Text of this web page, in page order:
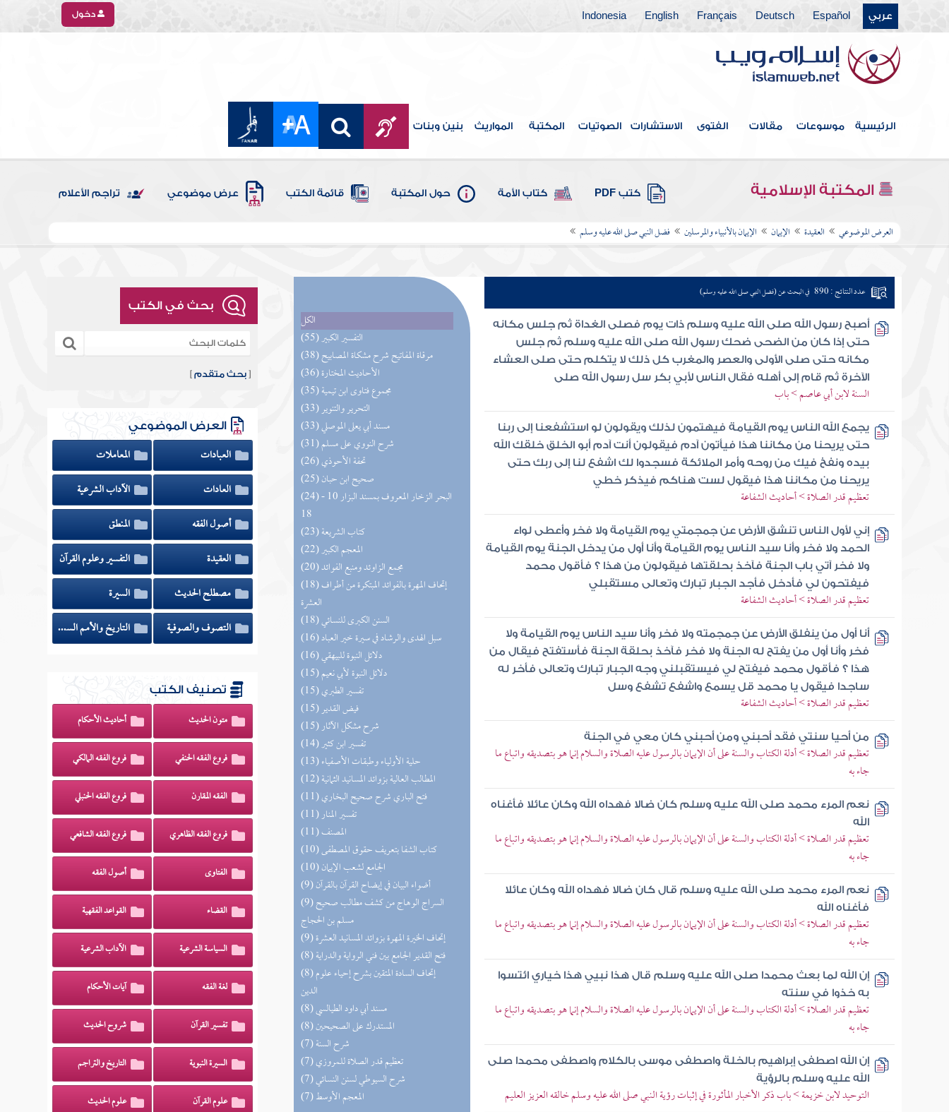
عربي Español
Deutsch
Français
English
Indonesia دخول
الرئيسية موسوعات مقالات الفتوى الاستشارات الصوتيات المكتبة المواريث بنين وبنات
المكتبة الإسلامية كتب PDF كتاب الأمة حول المكتبة قائمة الكتب عرض موضوعي تراجم الأعلام
العرض الموضوعي العقيدة الإيمان الإيمان بالأنبياء والمرسلين فضل النبي صلى الله عليه وسلم
الكل
(55) التفسير الكبير
(38) مرقاة المفاتيح شرح مشكاة المصابيح
(36) الأحاديث المختارة
(35) مجموع فتاوى ابن تيمية
(33) التحرير والتنوير
(33) مسند أبي يعلى الموصلي
(31) شرح النووي على مسلم
(26) تحفة الأحوذي
(25) صحيح ابن حبان
(24) البحر الزخار المعروف بمسند البزار 10 -
18
(23) كتاب الشريعة
(22) المعجم الكبير
(20) مجمع الزاوئد ومنبع الفوائد
(18) إتحاف المهرة بالفوائد المبتكرة من أطراف
العشرة
(18) السنن الكبرى للنسائي
(16) سبل الهدى والرشاد في سيرة خير العباد
(16) دلائل النبوة للبيهقي
(15) دلائل النبوة لأبي نعيم
(15) تفسير الطبري
(15) فيض القدير
(15) شرح مشكل الآثار
(14) تفسير ابن كثير
(13) حلية الأولياء وطبقات الأصفياء
(12) المطالب العالية بزوائد المسانيد الثمانية
(11) فتح الباري شرح صحيح البخاري
(11) تفسير المنار
(11) المصنف
(10) كتاب الشفا بتعريف حقوق المصطفى
(10) الجامع لشعب الإيمان
(9) أضواء البيان في إيضاح القرآن بالقرآن
(9) السراج الوهاج من كشف مطالب صحيح
مسلم بن الحجاج
(9) إتحاف الخيرة المهرة بزوائد المسانيد العشرة
(8) فتح القدير الجامع بين فني الرواية والدراية
(8) إتحاف السادة المتقين بشرح إحياء علوم
الدين
(8) مسند أبي داود الطيالسي
(8) المستدرك على الصحيحين
(7) شرح السنة
(7) تعظيم قدر الصلاة للمروزي
(7) شرح السيوطي لسنن النسائي
(7) المعجم الأوسط
عدد النتائج : 890 في البحث عن (فضل النبي صلى الله عليه وسلم)
أصبح رسول الله صلى الله عليه وسلم ذات يوم فصلى الغداة ثم جلس مكانه
حتى إذا كان من الضحى ضحك رسول الله صلى الله عليه وسلم ثم جلس
مكانه حتى صلى الأولى والعصر والمغرب كل ذلك لا يتكلم حتى صلى العشاء
الآخرة ثم قام إلى أهله فقال الناس لأبي بكر سل رسول الله صلى
السنة لابن أبي عاصم > باب
يجمع الله الناس يوم القيامة فيهتمون لذلك ويقولون لو استشفعنا إلى ربنا
حتى يريحنا من مكاننا هذا فيأتون آدم فيقولون أنت آدم أبو الخلق خلقك الله
بيده ونفخ فيك من روحه وأمر الملائكة فسجدوا لك اشفع لنا إلى ربك حتى
يريحنا من مكاننا هذا فيقول لست هناكم فيذكر خطي
تعظيم قدر الصلاة > أحاديث الشفاعة
إني لأول الناس تنشق الأرض عن جمجمتي يوم القيامة ولا فخر وأعطى لواء
الحمد ولا فخر وأنا سيد الناس يوم القيامة وأنا أول من يدخل الجنة يوم القيامة
ولا فخر آتي باب الجنة فآخذ بحلقتها فيقولون من هذا ؟ فأقول محمد
فيفتحون لي فأدخل فأجد الجبار تبارك وتعالى مستقبلي
تعظيم قدر الصلاة > أحاديث الشفاعة
أنا أول من ينفلق الأرض عن جمجمته ولا فخر وأنا سيد الناس يوم القيامة ولا
فخر وأنا أول من يفتح له الجنة ولا فخر فآخذ بحلقة الجنة فأستفتح فيقال من
هذا ؟ فأقول محمد فيفتح لي فيستقبلني وجه الجبار تبارك وتعالى فأخر له
ساجدا فيقول يا محمد قل يسمع واشفع تشفع وسل
تعظيم قدر الصلاة > أحاديث الشفاعة
من أحيا سنتي فقد أحبني ومن أحبني كان معي في الجنة
تعظيم قدر الصلاة > أدلة الكتاب والسنة على أن الإيمان بالرسول عليه الصلاة والسلام إنما هو بتصديقه واتباع ما
جاء به
نعم المرء محمد صلى الله عليه وسلم كان ضالا فهداه الله وكان عائلا فأغناه
الله
تعظيم قدر الصلاة > أدلة الكتاب والسنة على أن الإيمان بالرسول عليه الصلاة والسلام إنما هو بتصديقه واتباع ما
جاء به
نعم المرء محمد صلى الله عليه وسلم قال كان ضالا فهداه الله وكان عائلا
فأغناه الله
تعظيم قدر الصلاة > أدلة الكتاب والسنة على أن الإيمان بالرسول عليه الصلاة والسلام إنما هو بتصديقه واتباع ما
جاء به
إن الله لما بعث محمدا صلى الله عليه وسلم قال هذا نبيي هذا خياري ائتسوا
به خذوا في سنته
تعظيم قدر الصلاة > أدلة الكتاب والسنة على أن الإيمان بالرسول عليه الصلاة والسلام إنما هو بتصديقه واتباع ما
جاء به
إن الله اصطفى إبراهيم بالخلة واصطفى موسى بالكلام واصطفى محمدا صلى
الله عليه وسلم بالرؤية
التوحيد لابن خزيمة > باب ذكر الأخبار المأثورة في إثبات رؤية النبي صلى الله عليه وسلم خالقه العزيز العليم
بحث في الكتب
[بحث متقدم ]
العرض الموضوعي
العبادات
المعاملات
العادات
الآداب الشرعية
أصول الفقه
المنطق
العقيدة
التفسير وعلوم القرآن
مصطلح الحديث
السيرة
التصوف والصوفية
التاريخ والأمم السابقة
تصنيف الكتب
متون الحديث أحاديث الأحكام
فروع الفقه الحنفي فروع الفقه المالكي
الفقه المقارن فروع الفقه الحنبلي
فروع الفقه الظاهري فروع الفقه الشافعي
الفتاوى أصول الفقه
القضاء القواعد الفقهية
السياسة الشرعية الآداب الشرعية
لغة الفقه آيات الأحكام
تفسير القرآن شروح الحديث
السيرة النبوية التاريخ والتراجم
علوم القرآن علوم الحديث